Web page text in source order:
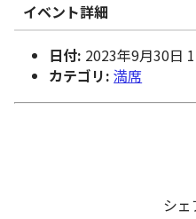
イベント詳細
日付: 2023年9月30日
カテゴリ: 満席
シェ